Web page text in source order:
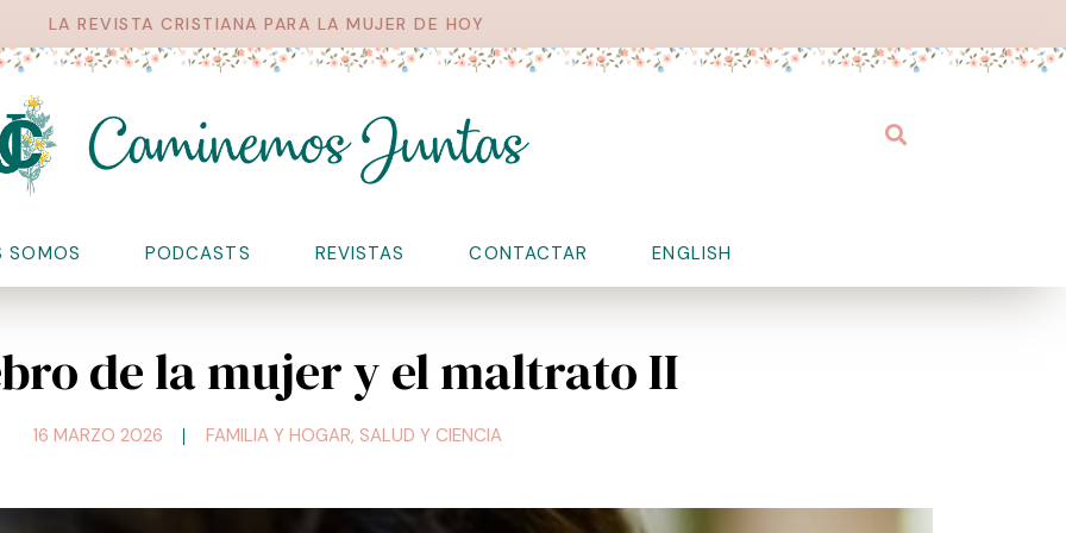
LA REVISTA CRISTIANA PARA LA MUJER DE HOY
Buscar
SOMOS PODCASTS REVISTAS CONTACTAR ENGLISH
de la mujer y el maltrato II
16 MARZO 2026 FAMILIA Y HOGAR, SALUD Y CIENCIA